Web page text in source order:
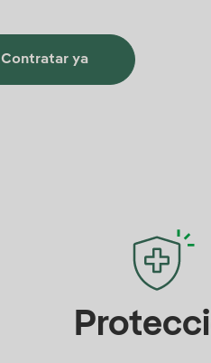
Contratar ya